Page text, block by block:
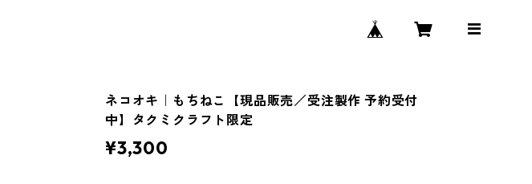
ネコオキ｜もちねこ【現品販売／受注製作 予約受付
中】タクミクラフト限定
¥3,300